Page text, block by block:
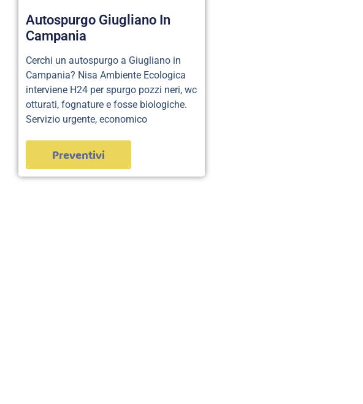
Autospurgo Giugliano In
Campania
Cerchi un autospurgo a Giugliano in
Campania? Nisa Ambiente Ecologica
interviene H24 per spurgo pozzi neri, wc
otturati, fognature e fosse biologiche.
Servizio urgente, economico
Preventivi